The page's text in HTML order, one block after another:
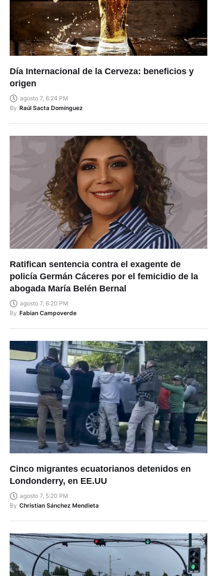
Día Internacional de la Cerveza: beneficios y
origen
agosto 7, 6:24 PM
By Raúl Sacta Domínguez
Ratifican sentencia contra el exagente de
policía Germán Cáceres por el femicidio de la
abogada María Belén Bernal
agosto 7, 6:20 PM
By Fabian Campoverde
Cinco migrantes ecuatorianos detenidos en
Londonderry, en EE.UU
agosto 7, 5:20 PM
By Christian Sánchez Mendieta